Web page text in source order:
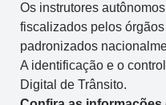
Os instrutores
fiscalizados pelos
padronizados
A identificação e o
Digital de Trânsito.